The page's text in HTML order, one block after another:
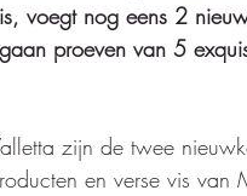
voegt nog eens 2
proeven van 5
zijn de twee
en verse vis van